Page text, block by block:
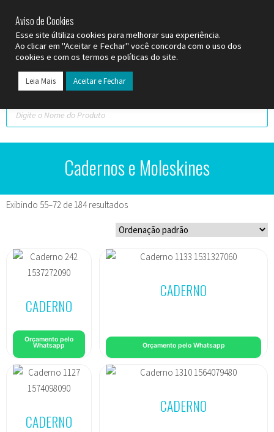
Cadernos e Moleskines
Exibindo 55–72 de 184 resultados
CADERNO
Orçamento pelo
Whatsapp
CADERNO
Orçamento pelo Whatsapp
CADERNO
CADERNO
Aviso de Cookies
Esse site últiliza cookies para melhorar sua experiência.
Ao clicar em "Aceitar e Fechar" você concorda com o uso dos
cookies e com os termos e políticas do site.
Leia Mais Aceitar e Fechar